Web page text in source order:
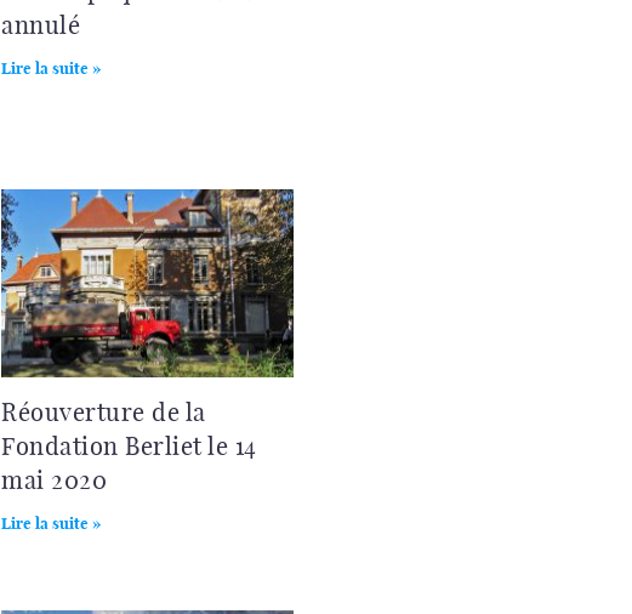
annulé
Lire la suite »
Réouverture de la
Fondation Berliet le 14
mai 2020
Lire la suite »